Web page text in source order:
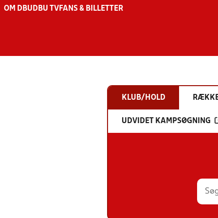
OM DBU DBU TV FANS & BILLETTER
KLUB/HOLD
UDVIDET KAMPSØGNING